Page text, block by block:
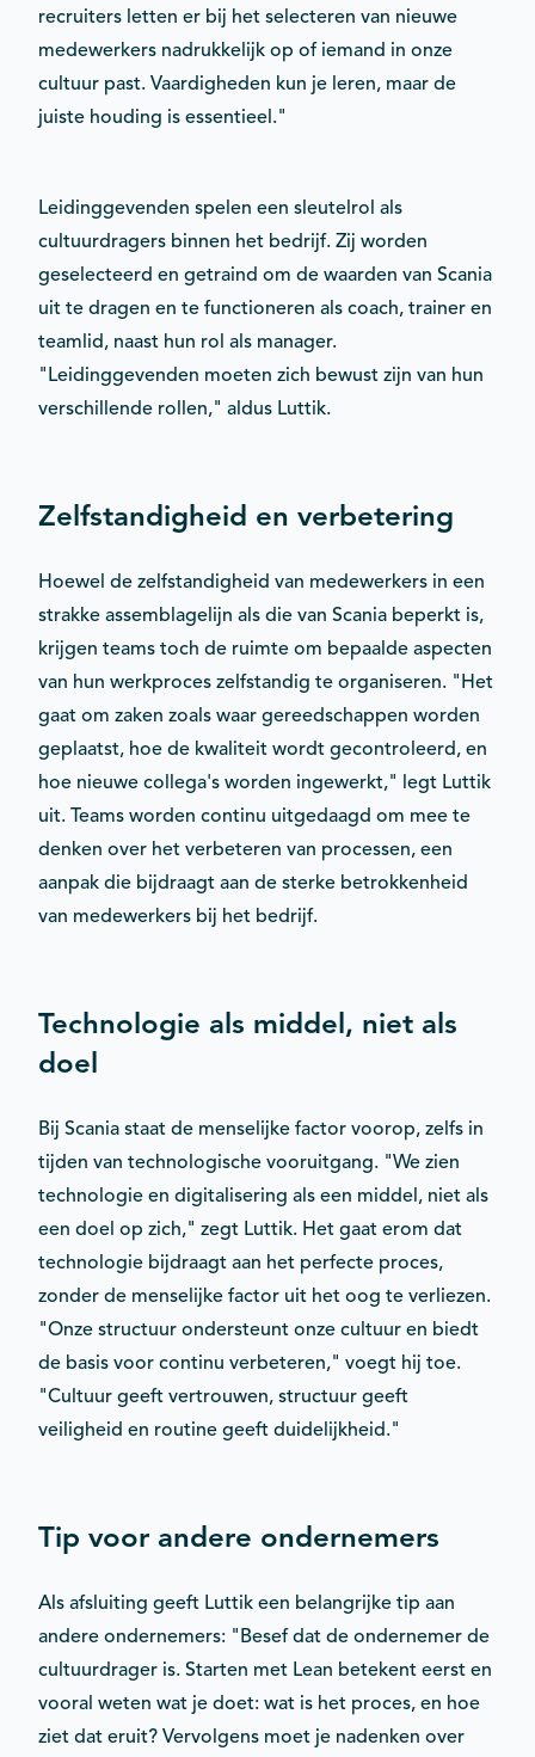
recruiters letten er bij het selecteren van nieuwe
medewerkers nadrukkelijk op of iemand in onze
cultuur past. Vaardigheden kun je leren, maar de
juiste houding is essentieel."
Leidinggevenden spelen een sleutelrol als
cultuurdragers binnen het bedrijf. Zij worden
geselecteerd en getraind om de waarden van Scania
uit te dragen en te functioneren als coach, trainer en
teamlid, naast hun rol als manager.
"Leidinggevenden moeten zich bewust zijn van hun
verschillende rollen," aldus Luttik.
Zelfstandigheid en verbetering
Hoewel de zelfstandigheid van medewerkers in een
strakke assemblagelijn als die van Scania beperkt is,
krijgen teams toch de ruimte om bepaalde aspecten
van hun werkproces zelfstandig te organiseren. "Het
gaat om zaken zoals waar gereedschappen worden
geplaatst, hoe de kwaliteit wordt gecontroleerd, en
hoe nieuwe collega's worden ingewerkt," legt Luttik
uit. Teams worden continu uitgedaagd om mee te
denken over het verbeteren van processen, een
aanpak die bijdraagt aan de sterke betrokkenheid
van medewerkers bij het bedrijf.
Technologie als middel, niet als
doel
Bij Scania staat de menselijke factor voorop, zelfs in
tijden van technologische vooruitgang. "We zien
technologie en digitalisering als een middel, niet als
een doel op zich," zegt Luttik. Het gaat erom dat
technologie bijdraagt aan het perfecte proces,
zonder de menselijke factor uit het oog te verliezen.
"Onze structuur ondersteunt onze cultuur en biedt
de basis voor continu verbeteren," voegt hij toe.
"Cultuur geeft vertrouwen, structuur geeft
veiligheid en routine geeft duidelijkheid."
Tip voor andere ondernemers
Als afsluiting geeft Luttik een belangrijke tip aan
andere ondernemers: "Besef dat de ondernemer de
cultuurdrager is. Starten met Lean betekent eerst en
vooral weten wat je doet: wat is het proces, en hoe
ziet dat eruit? Vervolgens moet je nadenken over